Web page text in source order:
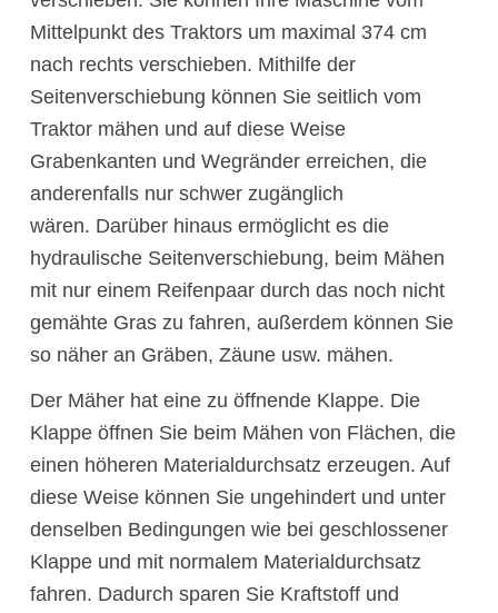
Mittelpunkt des Traktors um maximal 374 cm
nach rechts verschieben. Mithilfe der
Seitenverschiebung können Sie seitlich vom
Traktor mähen und auf diese Weise
Grabenkanten und Wegränder erreichen, die
anderenfalls nur schwer zugänglich
wären. Darüber hinaus ermöglicht es die
hydraulische Seitenverschiebung, beim Mähen
mit nur einem Reifenpaar durch das noch nicht
gemähte Gras zu fahren, außerdem können Sie
so näher an Gräben, Zäune usw. mähen.
Der Mäher hat eine zu öffnende Klappe. Die
Klappe öffnen Sie beim Mähen von Flächen, die
einen höheren Materialdurchsatz erzeugen. Auf
diese Weise können Sie ungehindert und unter
denselben Bedingungen wie bei geschlossener
Klappe und mit normalem Materialdurchsatz
fahren. Dadurch sparen Sie Kraftstoff und